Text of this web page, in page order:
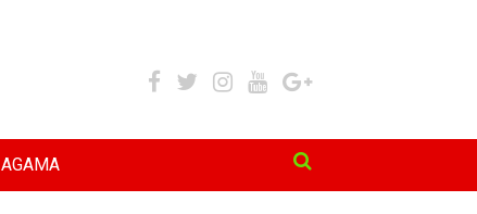
AGAMA